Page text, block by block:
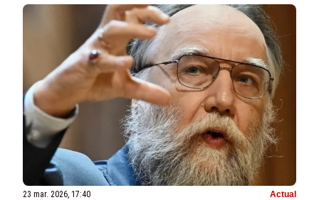
23 mar. 2026, 17:40 Actual